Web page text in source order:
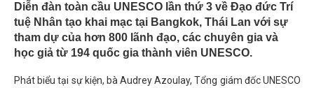
Diễn đàn toàn cầu UNESCO lần thứ 3 về Đạo đức Trí
tuệ Nhân tạo khai mạc tại Bangkok, Thái Lan với sự
tham dự của hơn 800 lãnh đạo, các chuyên gia và
học giả từ 194 quốc gia thành viên UNESCO.
Phát biểu tại sự kiện, bà Audrey Azoulay, Tổng giám đốc UNESCO